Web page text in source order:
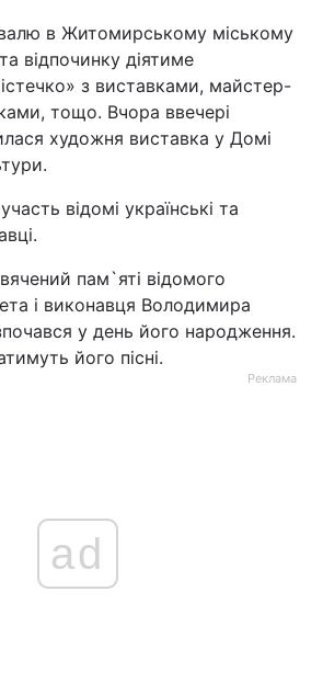
в Житомирському міському
відпочинку діятиме
з виставками, майстер-
тощо. Вчора ввечері
художня виставка у Домі
відомі українські та
пам`яті відомого
і виконавця Володимира
у день його народження.
його пісні.
Реклама
ad